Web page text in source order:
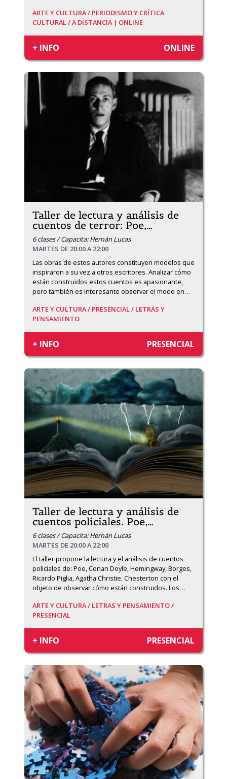
ARTE Y CULTURA / PERIODISMO Y CRÍTICA
CULTURAL /A DISTANCIA | ONLINE
+ INFO ONLINE
Taller de lectura y análisis de
cuentos de terror: Poe,…
6 clases / Capacita: Hernán Lucas
MARTES DE 20:00 A 22:00
Las obras de estos autores constituyen modelos que
inspiraron a su vez a otros escritores. Analizar cómo
están construidos estos cuentos es apasionante,
pero también es interesante observar el modo en…
ARTE Y CULTURA / PRESENCIAL / LETRAS Y
PENSAMIENTO
+ INFO PRESENCIAL
Taller de lectura y análisis de
cuentos policiales. Poe,…
6 clases / Capacita: Hernán Lucas
MARTES DE 20:00 A 22:00
El taller propone la lectura y el análisis de cuentos
policiales de: Poe, Conan Doyle, Hemingway, Borges,
Ricardo Piglia, Agatha Christie, Chesterton con el
objeto de observar cómo están construidos. Los…
ARTE Y CULTURA / LETRAS Y PENSAMIENTO /
PRESENCIAL
+ INFO PRESENCIAL